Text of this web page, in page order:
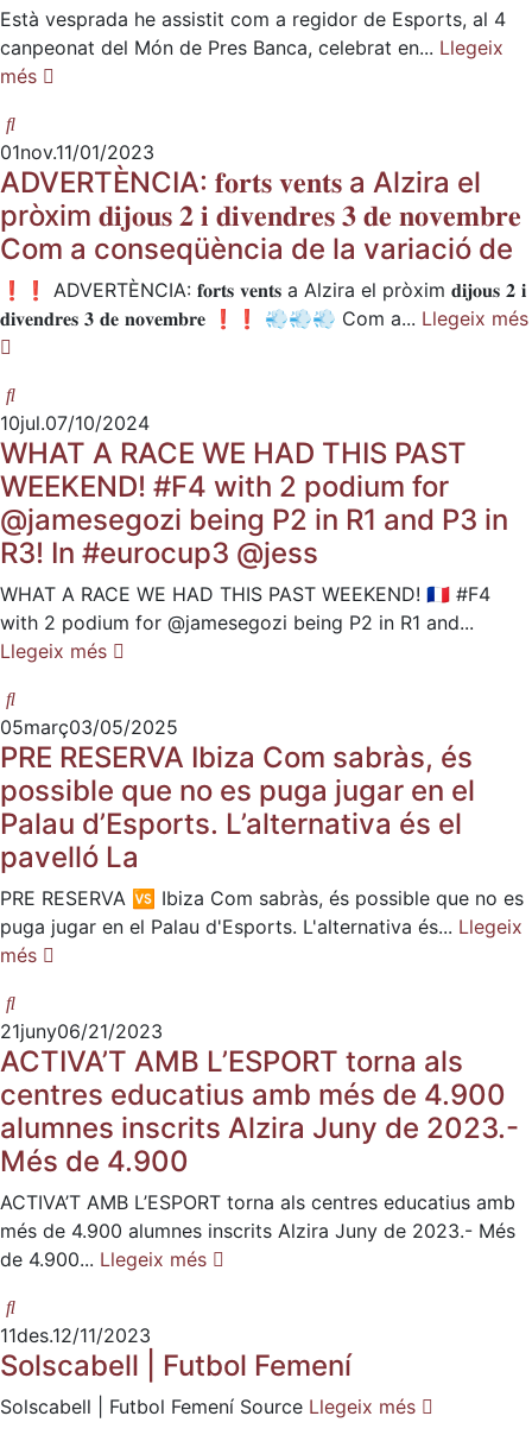
Està vesprada he assistit com a regidor de Esports, al 4
canpeonat del Món de Pres Banca, celebrat en... Llegeix
més
01nov.11/01/2023
ADVERTÈNCIA: 𝐟𝐨𝐫𝐭𝐬 𝐯𝐞𝐧𝐭𝐬 a Alzira el
pròxim 𝐝𝐢𝐣𝐨𝐮𝐬 𝟐 𝐢 𝐝𝐢𝐯𝐞𝐧𝐝𝐫𝐞𝐬 𝟑 𝐝𝐞 𝐧𝐨𝐯𝐞𝐦𝐛𝐫𝐞
Com a conseqüència de la variació de
❗️❗️ ADVERTÈNCIA: 𝐟𝐨𝐫𝐭𝐬 𝐯𝐞𝐧𝐭𝐬 a Alzira el pròxim 𝐝𝐢𝐣𝐨𝐮𝐬 𝟐 𝐢
𝐝𝐢𝐯𝐞𝐧𝐝𝐫𝐞𝐬 𝟑 𝐝𝐞 𝐧𝐨𝐯𝐞𝐦𝐛𝐫𝐞 ❗️❗️ 💨💨💨 Com a... Llegeix més
10jul.07/10/2024
WHAT A RACE WE HAD THIS PAST
WEEKEND! #F4 with 2 podium for
@jamesegozi being P2 in R1 and P3 in
R3! In #eurocup3 @jess
WHAT A RACE WE HAD THIS PAST WEEKEND! 🇫🇷 #F4
with 2 podium for @jamesegozi being P2 in R1 and...
Llegeix més
05març03/05/2025
PRE RESERVA Ibiza Com sabràs, és
possible que no es puga jugar en el
Palau d’Esports. L’alternativa és el
pavelló La
PRE RESERVA 🆚 Ibiza Com sabràs, és possible que no es
puga jugar en el Palau d'Esports. L'alternativa és... Llegeix
més
21juny06/21/2023
ACTIVA’T AMB L’ESPORT torna als
centres educatius amb més de 4.900
alumnes inscrits Alzira Juny de 2023.-
Més de 4.900
ACTIVA’T AMB L’ESPORT torna als centres educatius amb
més de 4.900 alumnes inscrits Alzira Juny de 2023.- Més
de 4.900... Llegeix més
11des.12/11/2023
Solscabell | Futbol Femení
Solscabell | Futbol Femení Source Llegeix més